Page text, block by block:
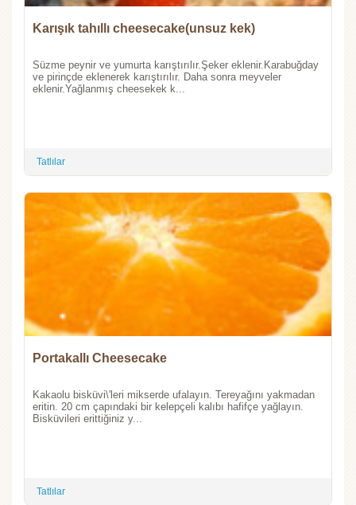
Karışık tahıllı cheesecake(unsuz kek)
Süzme peynir ve yumurta karıştırılır.Şeker eklenir.Karabuğday
ve pirinçde eklenerek karıştırılır. Daha sonra meyveler
eklenir.Yağlanmış cheesekek k...
Tatlılar
Portakallı Cheesecake
Kakaolu bisküvi\'leri mikserde ufalayın. Tereyağını yakmadan
eritin. 20 cm çapındaki bir kelepçeli kalıbı hafifçe yağlayın.
Bisküvileri erittiğiniz y...
Tatlılar